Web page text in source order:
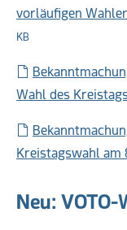
vorläufigen
KB
Wahl des
Kreistagswahl am
Neu: